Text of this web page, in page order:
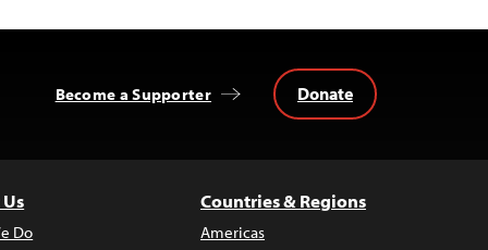
Become a Supporter Donate
Do
Countries & Regions
Americas